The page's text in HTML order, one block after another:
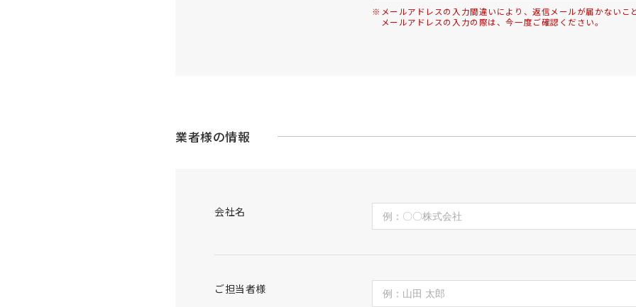
※メールアドレスの入力間違いにより、返信メールが届かないこ
メールアドレスの入力の際は、今一度ご確認ください。
業者様の情報
会社名
ご担当者様